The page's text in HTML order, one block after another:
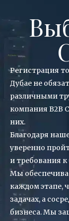
Регистрация
Дубае не
различными
компания B2B
них.
Благодаря
уверенно
и требования к
Мы
каждом этапе,
задачах, а
бизнеса. Мы